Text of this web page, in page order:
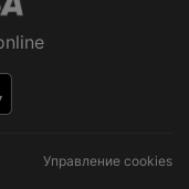
Управление cookies